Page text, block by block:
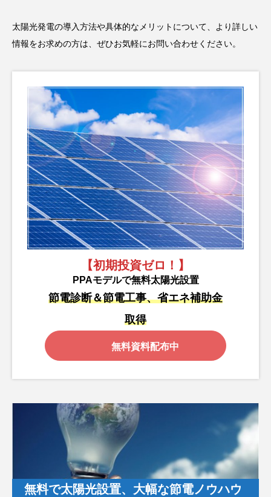
太陽光発電の導入方法や具体的なメリットについて、より詳しい
情報をお求めの方は、ぜひお気軽にお問い合わせください。
【初期投資ゼロ！】
PPAモデルで無料太陽光設置
節電診断＆節電工事、省エネ補助金
取得
無料資料配布中
無料で太陽光設置、大幅な節電ノウハウ